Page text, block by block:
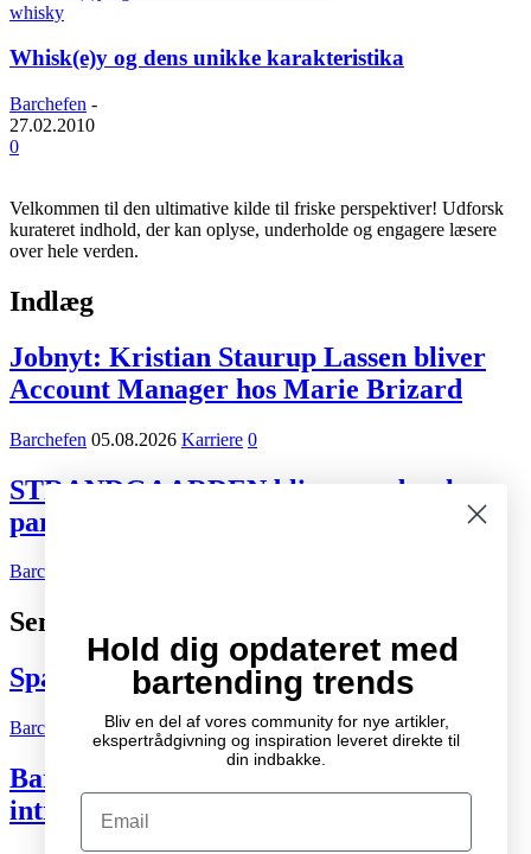
whisky
Whisk(e)y og dens unikke karakteristika
Barchefen -
27.02.2010
0
Velkommen til den ultimative kilde til friske perspektiver! Udforsk
kurateret indhold, der kan oplyse, underholde og engagere læsere
over hele verden.
Indlæg
Jobnyt: Kristian Staurup Lassen bliver
Account Manager hos Marie Brizard
Barchefen 05.08.2026 Karriere 0
STRANDGAARDEN bliver ny dansk
partner for Tiger Beer og Desperados
Barchefen
Seneste indlæg
Spændende cocktail- og drinksbøger
Barchefen 04.10.2007 Litteratur 2
Bartenderens grundbog – Den ultimative
introduktion til cocktailkunsten
Hold dig opdateret med
bartending trends
Bliv en del af vores community for nye artikler,
ekspertrådgivning og inspiration leveret direkte til
din indbakke.
Email